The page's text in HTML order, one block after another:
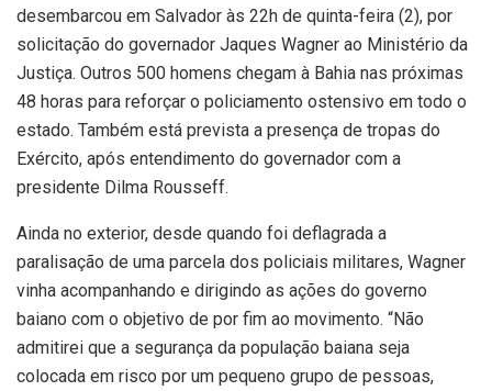
desembarcou em Salvador às 22h de quinta-feira (2), por
solicitação do governador Jaques Wagner ao Ministério da
Justiça. Outros 500 homens chegam à Bahia nas próximas
48 horas para reforçar o policiamento ostensivo em todo o
estado. Também está prevista a presença de tropas do
Exército, após entendimento do governador com a
presidente Dilma Rousseff.
Ainda no exterior, desde quando foi deflagrada a
paralisação de uma parcela dos policiais militares, Wagner
vinha acompanhando e dirigindo as ações do governo
baiano com o objetivo de por fim ao movimento. “Não
admitirei que a segurança da população baiana seja
colocada em risco por um pequeno grupo de pessoas,